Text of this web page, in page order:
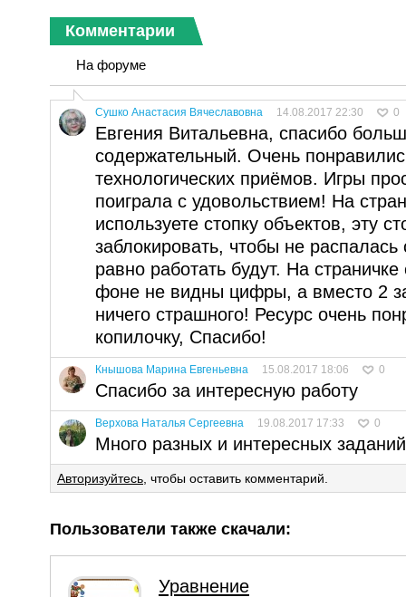
Комментарии
На форуме
Сушко Анастасия Вячеславовна 14.08.2017 22:30 0
Евгения Витальевна, спасибо
содержательный. Очень
технологических приёмов. Игры
поиграла с удовольствием! На
используете стопку объектов, эту
заблокировать, чтобы не
равно работать будут. На
фоне не видны цифры, а вместо 2
ничего страшного! Ресурс очень
копилочку, Спасибо!
Кнышова Марина Евгеньевна 15.08.2017 18:06 0
Спасибо за интересную работу
Верхова Наталья Сергеевна 19.08.2017 17:33 0
Много разных и интересных
Авторизуйтесь , чтобы оставить комментарий.
Пользователи также скачали:
Уравнение